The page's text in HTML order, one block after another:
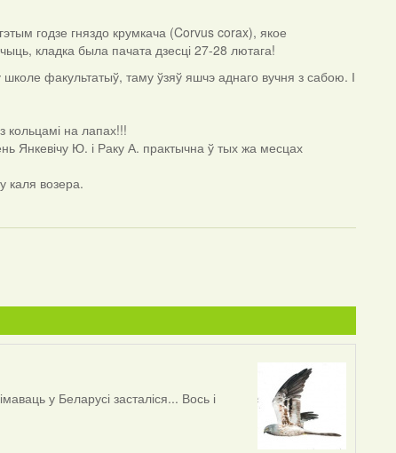
годзе гняздо крумкача (Corvus corax), якое
кладка была пачата дзесці 27-28 лютага!
факультатыў, таму ўзяў яшчэ аднаго вучня з сабою. І
кольцамі на лапах!!!
Янкевічу Ю. і Раку А. практычна ў тых жа месцах
каля возера.
у Беларусі засталіся... Вось і